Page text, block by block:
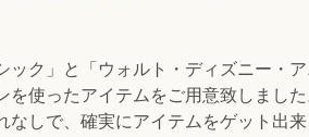
ック」と「ウォルト・ディズニー・
使ったアイテムをご用意致しました
なしで、確実にアイテムをゲット出